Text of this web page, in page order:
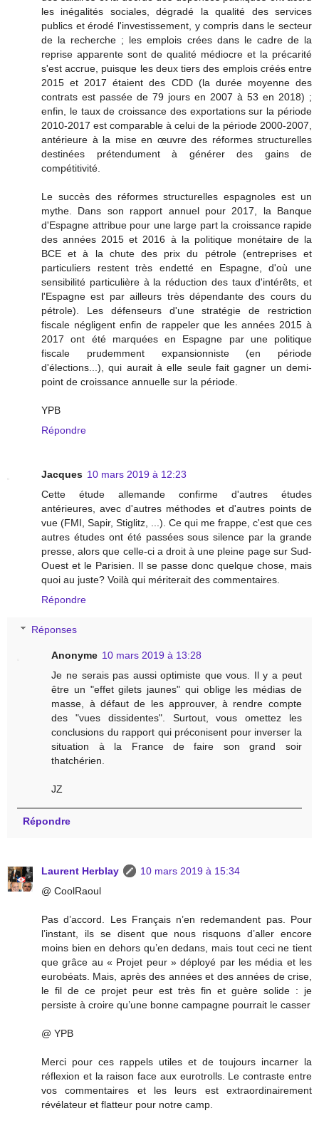
les inégalités sociales, dégradé la qualité des services
publics et érodé l'investissement, y compris dans le secteur
de la recherche ; les emplois crées dans le cadre de la
reprise apparente sont de qualité médiocre et la précarité
s'est accrue, puisque les deux tiers des emplois créés entre
2015 et 2017 étaient des CDD (la durée moyenne des
contrats est passée de 79 jours en 2007 à 53 en 2018) ;
enfin, le taux de croissance des exportations sur la période
2010-2017 est comparable à celui de la période 2000-2007,
antérieure à la mise en œuvre des réformes structurelles
destinées prétendument à générer des gains de
compétitivité.
Le succès des réformes structurelles espagnoles est un
mythe. Dans son rapport annuel pour 2017, la Banque
d'Espagne attribue pour une large part la croissance rapide
des années 2015 et 2016 à la politique monétaire de la
BCE et à la chute des prix du pétrole (entreprises et
particuliers restent très endetté en Espagne, d'où une
sensibilité particulière à la réduction des taux d'intérêts, et
l'Espagne est par ailleurs très dépendante des cours du
pétrole). Les défenseurs d'une stratégie de restriction
fiscale négligent enfin de rappeler que les années 2015 à
2017 ont été marquées en Espagne par une politique
fiscale prudemment expansionniste (en période
d'élections...), qui aurait à elle seule fait gagner un demi-
point de croissance annuelle sur la période.
YPB
Répondre
Jacques 10 mars 2019 à 12:23
Cette étude allemande confirme d'autres études
antérieures, avec d'autres méthodes et d'autres points de
vue (FMI, Sapir, Stiglitz, ...). Ce qui me frappe, c'est que ces
autres études ont été passées sous silence par la grande
presse, alors que celle-ci a droit à une pleine page sur Sud-
Ouest et le Parisien. Il se passe donc quelque chose, mais
quoi au juste? Voilà qui mériterait des commentaires.
Répondre
Réponses
Anonyme 10 mars 2019 à 13:28
Je ne serais pas aussi optimiste que vous. Il y a peut
être un "effet gilets jaunes" qui oblige les médias de
masse, à défaut de les approuver, à rendre compte
des "vues dissidentes". Surtout, vous omettez les
conclusions du rapport qui préconisent pour inverser la
situation à la France de faire son grand soir
thatchérien.
JZ
Répondre
Laurent Herblay
10 mars 2019 à 15:34
@ CoolRaoul
Pas d’accord. Les Français n’en redemandent pas. Pour
l’instant, ils se disent que nous risquons d’aller encore
moins bien en dehors qu’en dedans, mais tout ceci ne tient
que grâce au « Projet peur » déployé par les média et les
eurobéats. Mais, après des années et des années de crise,
le fil de ce projet peur est très fin et guère solide : je
persiste à croire qu’une bonne campagne pourrait le casser
@ YPB
Merci pour ces rappels utiles et de toujours incarner la
réflexion et la raison face aux eurotrolls. Le contraste entre
vos commentaires et les leurs est extraordinairement
révélateur et flatteur pour notre camp.